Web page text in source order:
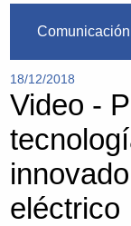
Comunicación
18/12/2018
Video -
eléctrico